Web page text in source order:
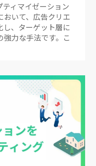
ィマイゼーション
おいて、広告クリエ
し、ターゲット層に
力な手法です。こ